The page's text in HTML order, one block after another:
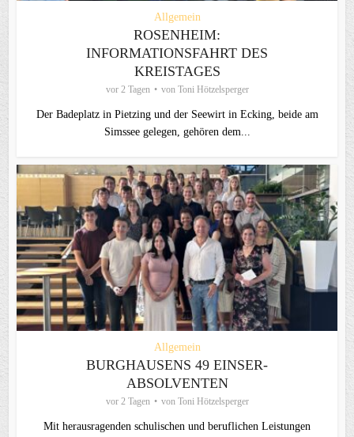
Allgemein
ROSENHEIM:
INFORMATIONSFAHRT DES
KREISTAGES
vor 2 Tagen von Toni Hötzelsperger
Der Badeplatz in Pietzing und der Seewirt in Ecking, beide am
Simssee gelegen, gehören dem...
Allgemein
BURGHAUSENS 49 EINSER-
ABSOLVENTEN
vor 2 Tagen von Toni Hötzelsperger
Mit herausragenden schulischen und beruflichen Leistungen